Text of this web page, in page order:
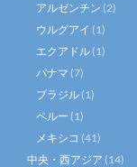
アルゼンチン (2)
ウルグアイ (1)
エクアドル (1)
パナマ (7)
ブラジル (1)
ペルー (1)
メキシコ (41)
中央・西アジア (14)